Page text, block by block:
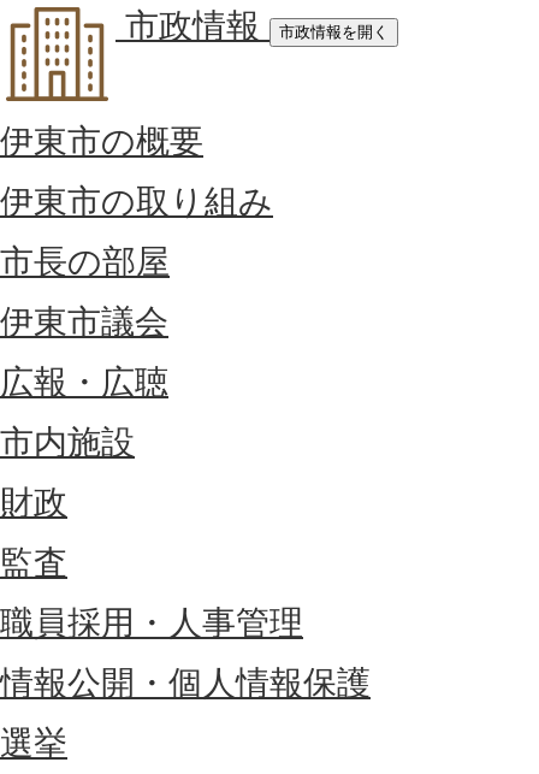
市政情報
市政情報を開く
伊東市の概要
伊東市の取り組み
市長の部屋
伊東市議会
広報・広聴
市内施設
財政
監査
職員採用・人事管理
情報公開・個人情報保護
選挙